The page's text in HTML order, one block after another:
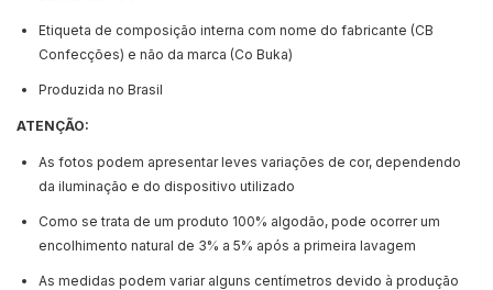
Etiqueta de composição interna com nome do fabricante (CB
Confecções) e não da marca (Co Buka)
Produzida no Brasil
ATENÇÃO:
As fotos podem apresentar leves variações de cor, dependendo
da iluminação e do dispositivo utilizado
Como se trata de um produto 100% algodão, pode ocorrer um
encolhimento natural de 3% a 5% após a primeira lavagem
As medidas podem variar alguns centímetros devido à produção